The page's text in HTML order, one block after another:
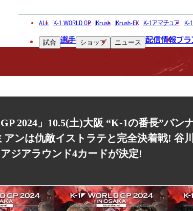
ALL K-1 WORLD GP Krush Krush-EX K-1アマチュア K-
試合 選手 ショップ ニュース 配信情報ブラ
2024」10.5(土)大阪 “K-1の番長”バ
ンは仇敵イストラテと完全決着戦! 谷
ジアラウンド4カードが決定!